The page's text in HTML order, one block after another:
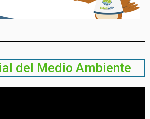
del Medio Ambiente